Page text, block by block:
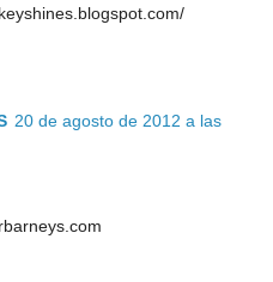
20 de agosto de 2012 a las